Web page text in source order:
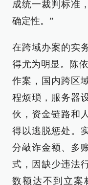
成统一裁判标准
确定性。”
在跨域办案的实
得尤为明显。陈
作案，国内跨区
程烦琐，服务器
伙，资金链路和
得以逃脱惩处。
分敲诈金额、多
式，因缺少违法
数额达不到立案